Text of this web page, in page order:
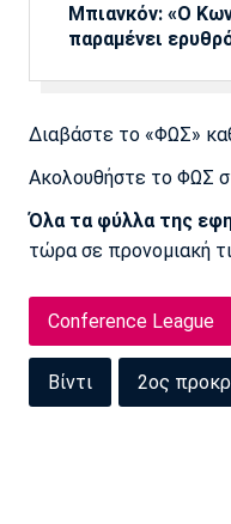
Μπιανκόν: «Ο
παραμένει
Διαβάστε το «ΦΩΣ»
Ακολουθήστε το ΦΩΣ
Όλα τα φύλλα της
τώρα σε προνομιακή
Conference League
Βίντι 2ος